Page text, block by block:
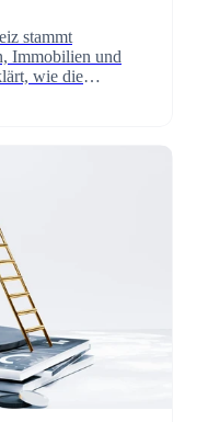
stammt
Immobilien und
wie die